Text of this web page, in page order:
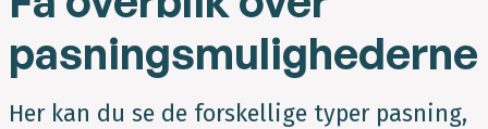
pasningsmulighederne
Her kan du se de forskellige typer pasning,